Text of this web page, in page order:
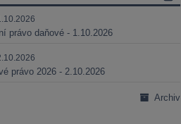
právo daňové - 1.10.2026
právo 2026 - 2.10.2026
Archiv